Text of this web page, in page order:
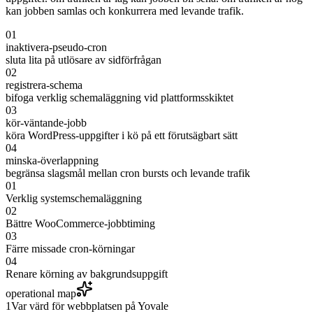
kan jobben samlas och konkurrera med levande trafik.
01
inaktivera-pseudo-cron
sluta lita på utlösare av sidförfrågan
02
registrera-schema
bifoga verklig schemaläggning vid plattformsskiktet
03
kör-väntande-jobb
köra WordPress-uppgifter i kö på ett förutsägbart sätt
04
minska-överlappning
begränsa slagsmål mellan cron bursts och levande trafik
01
Verklig systemschemaläggning
02
Bättre WooCommerce-jobbtiming
03
Färre missade cron-körningar
04
Renare körning av bakgrundsuppgift
operational map
1Var värd för webbplatsen på Yovale